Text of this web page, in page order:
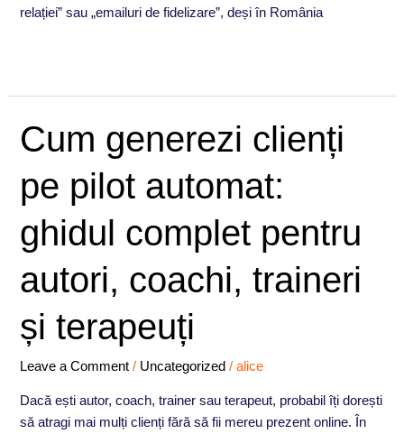
relației” sau „emailuri de fidelizare”, deși în România
Cum generezi clienți
pe pilot automat:
ghidul complet pentru
autori, coachi, traineri
și terapeuți
Leave a Comment / Uncategorized /alice
Dacă ești autor, coach, trainer sau terapeut, probabil îți dorești
să atragi mai mulți clienți fără să fii mereu prezent online. În
Cum
generezi
pe
automat:
ghidul
complet
autori,
coachi,
traineri
terapeuți